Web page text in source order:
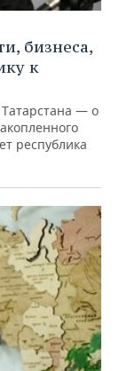
бизнеса,
к
— о
республика